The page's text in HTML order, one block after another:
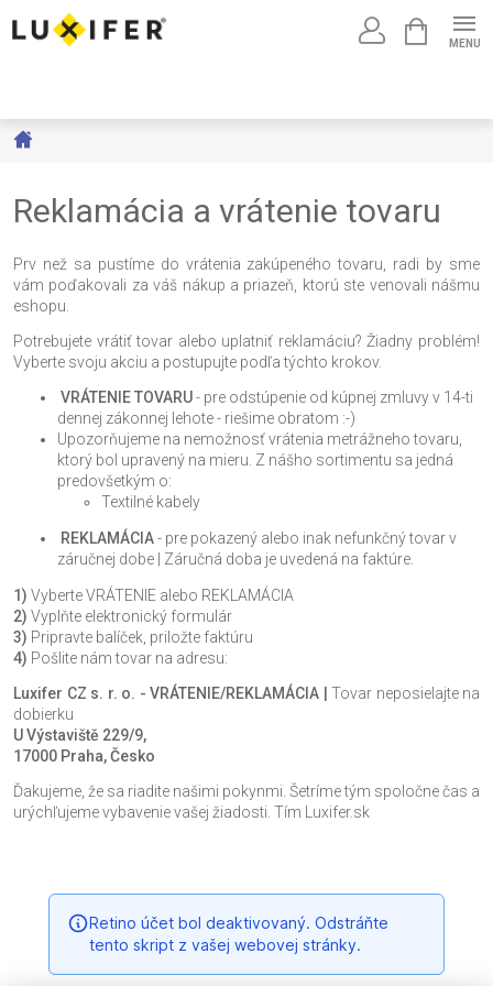
KOŠÍK
Reklamácia a vrátenie tovaru
Prv než sa pustíme do vrátenia zakúpeného tovaru, radi by sme
vám poďakovali za váš nákup a priazeň, ktorú ste venovali nášmu
eshopu.
Potrebujete vrátiť tovar alebo uplatniť reklamáciu? Žiadny problém!
Vyberte svoju akciu a postupujte podľa týchto krokov.
VRÁTENIE TOVARU- pre odstúpenie od kúpnej zmluvy v 14-ti
dennej zákonnej lehote - riešime obratom :-)
Upozorňujeme na nemožnosť vrátenia metrážneho tovaru,
ktorý bol upravený na mieru. Z nášho sortimentu sa jedná
predovšetkým o:
Textilné kabely
REKLAMÁCIA- pre pokazený alebo inak nefunkčný tovar v
záručnej dobe | Záručná doba je uvedená na faktúre.
1) Vyberte VRÁTENIE alebo REKLAMÁCIA
2) Vyplňte elektronický formulár
3) Pripravte balíček, priložte faktúru
4) Pošlite nám tovar na adresu:
Luxifer CZ s. r. o. - VRÁTENIE/REKLAMÁCIA | Tovar neposielajte na
dobierku
U Výstaviště 229/9,
17000 Praha, Česko
Ďakujeme, že sa riadite našimi pokynmi. Šetríme tým spoločne čas a
urýchľujeme vybavenie vašej žiadosti. Tím Luxifer.sk